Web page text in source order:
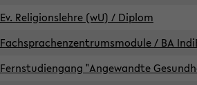
Ev. Religionslehre (wU) / Diplom
Fachsprachenzentrumsmodule / BA
Fernstudiengang "Angewandte